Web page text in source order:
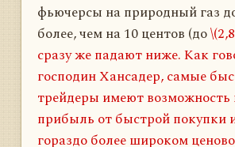
фьючерсы на природный газ
более, чем на 10 центов (до
сразу же падают ниже. Как
господин Хансадер, самые
трейдеры имеют возможность
прибыль от быстрой покупки
гораздо более широком